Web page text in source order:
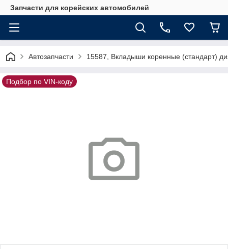
Запчасти для корейских автомобилей
Автозапчасти 15587, Вкладыши коренные (стандарт)
Подбор по VIN-коду